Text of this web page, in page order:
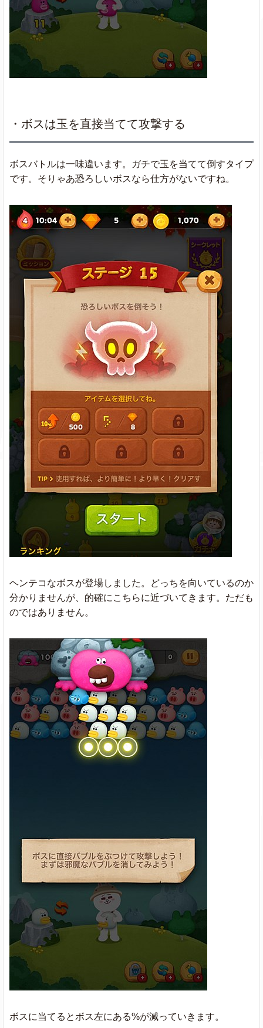
・ボスは玉を直接当てて攻撃する
ボスバトルは一味違います。ガチで玉を当てて倒すタイプ
です。そりゃあ恐ろしいボスなら仕方がないですね。
ヘンテコなボスが登場しました。どっちを向いているのか
分かりませんが、的確にこちらに近づいてきます。ただも
のではありません。
ボスに当てるとボス左にある%が減っていきます。